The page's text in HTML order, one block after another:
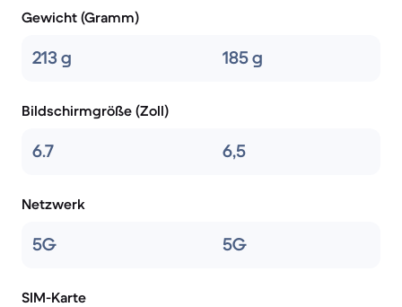
Gewicht (Gramm)
213 g 185 g
Bildschirmgröße (Zoll)
6.7 6,5
Netzwerk
5G 5G
SIM-Karte